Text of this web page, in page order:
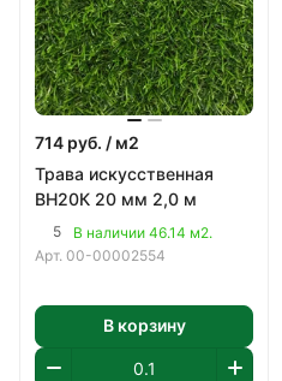
714 руб. / м2
Трава искусственная
BH20К 20 мм 2,0 м
5
В наличии 46.14 м2.
Арт. 00-00002554
В корзину